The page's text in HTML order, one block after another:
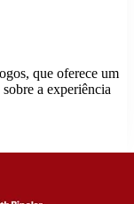
que oferece um
a experiência